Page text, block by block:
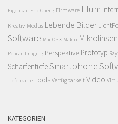
Eigenbau Eric Cheng Firmware Illum
Kreativ-Modus Lebende Bilder
Software Mac OS X Makro Mikrolinsen
Pelican Imaging Perspektive Prototyp
SchärfentiefeSmartphone
Tiefenkarte Tools Verfügbarkeit Video
KATEGORIEN